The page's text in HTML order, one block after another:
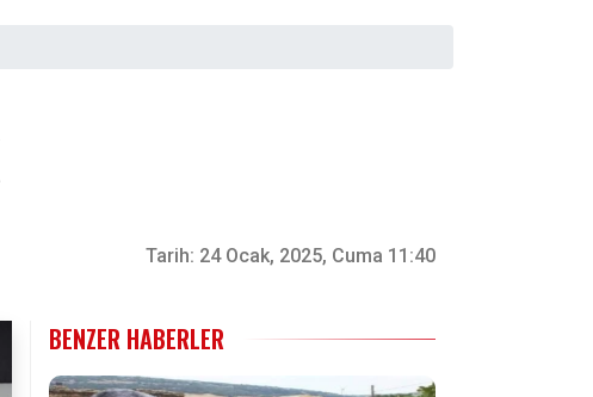
Tarih: 24 Ocak, 2025, Cuma 11:40
BENZER HABERLER